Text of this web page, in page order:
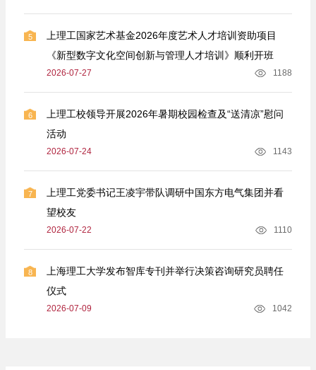
5
上理工国家艺术基金2026年度艺术人才培训资助项目
《新型数字文化空间创新与管理人才培训》顺利开班
2026-07-27 1188
6
上理工校领导开展2026年暑期校园检查及“送清凉”慰问
活动
2026-07-24 1143
7
上理工党委书记王凌宇带队调研中国东方电气集团并看
望校友
2026-07-22 1110
8
上海理工大学发布智库专刊并举行决策咨询研究员聘任
仪式
2026-07-09 1042